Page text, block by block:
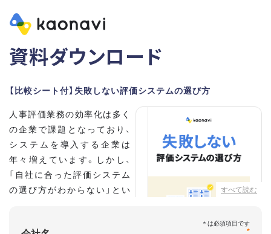
資料ダウンロード
【比較シート付】失敗しない評価システムの選び方
すべて読む
人事評価業務の効率化は多く
の企業で課題となっており、
システムを導入する企業は
年々増えています。しかし、
「自社に合った評価システム
の選び方がわからない」とい
*